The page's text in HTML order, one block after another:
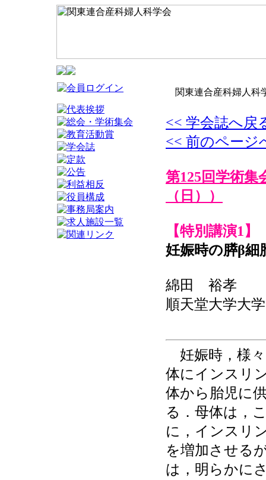
関東連合産科婦人科
<< 学会誌へ戻
<< 前のページ
第125回学術集
（日））
【特別講演1】
妊娠時の膵β細
綿田 裕孝
順天堂大学大
妊娠時，様
体にインスリ
体から胎児に
る．母体は，
に，インスリ
を増加させる
は，明らかに